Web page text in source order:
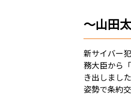
～山田
新サイバー
務大臣から
き出しまし
姿勢で条約